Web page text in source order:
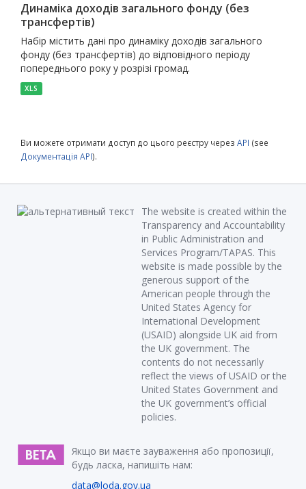
Динаміка доходів загального фонду (без
трансфертів)
Набір містить дані про динаміку доходів загального
фонду (без трансфертів) до відповідного періоду
попереднього року у розрізі громад.
XLS
Ви можете отримати доступ до цього реєстру через API (see
Документація API).
The website is created within the
Transparency and Accountability
in Public Administration and
Services Program/TAPAS. This
website is made possible by the
generous support of the
American people through the
United States Agency for
International Development
(USAID) alongside UK aid from
the UK government. The
contents do not necessarily
reflect the views of USAID or the
United States Government and
the UK government’s official
policies.
Якщо ви маєте зауваження або пропозиції,
будь ласка, напишіть нам:
data@loda.gov.ua